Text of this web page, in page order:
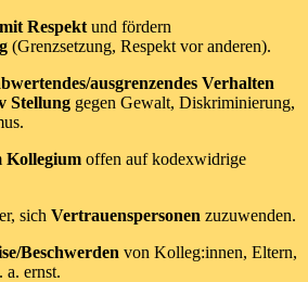
mit Respekt und fördern
(Grenzsetzung, Respekt vor anderen).
ausgrenzendes Verhalten
Stellung gegen Gewalt, Diskriminierung,
Kollegium offen auf kodexwidrige
sich Vertrauenspersonen zuzuwenden.
Beschwerden von Kolleg:innen, Eltern,
a. ernst.